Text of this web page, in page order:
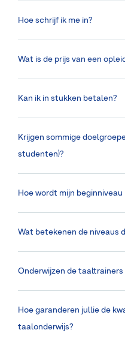
Hoe schrijf ik me in?
Wat is de prijs van een
Kan ik in stukken betalen?
Krijgen sommige
studenten)?
Hoe wordt mijn beginniveau
Wat betekenen de niveaus
Onderwijzen de
Hoe garanderen jullie de
taalonderwijs?